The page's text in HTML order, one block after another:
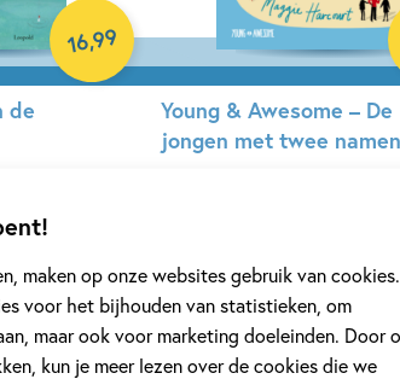
maken op onze websites gebruik van cookies.
voor het bijhouden van statistieken, om
maar ook voor marketing doeleinden. Door
kun je meer lezen over de cookies die we
de
16,99
Young & Awesome – De
jongen met twee namen